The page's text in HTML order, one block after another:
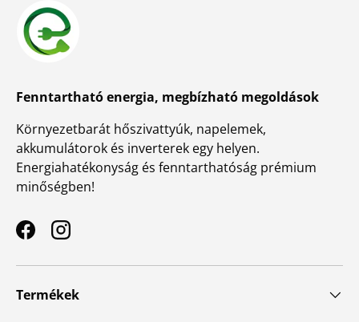
Fenntartható energia, megbízható megoldások
Környezetbarát hőszivattyúk, napelemek,
akkumulátorok és inverterek egy helyen.
Energiahatékonyság és fenntarthatóság prémium
minőségben!
FacebookInstagram
Termékek